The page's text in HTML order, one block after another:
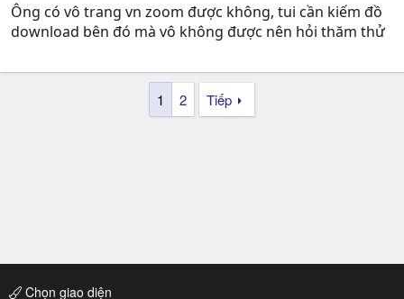
Ông có vô trang vn zoom được không, tui cần kiếm đồ
download bên đó mà vô không được nên hỏi thăm thử
1 2 Tiếp
Chọn giao diện